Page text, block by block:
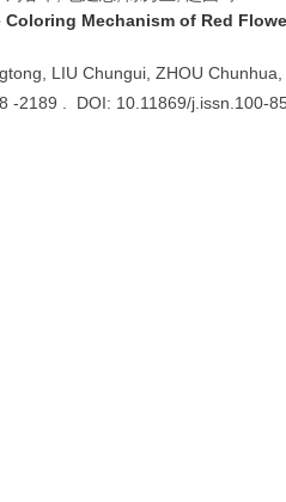
Mechanism of Red
LIU Chungui, ZHOU
-2189 . DOI: 10.11869/j.issn.100-